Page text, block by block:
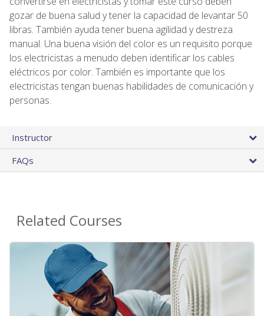
gozar de buena salud y tener la capacidad de levantar 50
libras. También ayuda tener buena agilidad y destreza
manual. Una buena visión del color es un requisito porque
los electricistas a menudo deben identificar los cables
eléctricos por color. También es importante que los
electricistas tengan buenas habilidades de comunicación y
personas.
Instructor
FAQs
Related Courses